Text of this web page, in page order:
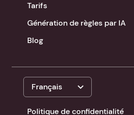
Tarifs
Génération de règles par IA
Blog
Français expand_more
Politique de confidentialité